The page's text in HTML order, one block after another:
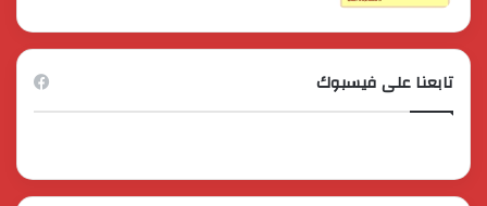
تابعنا على فيسبوك